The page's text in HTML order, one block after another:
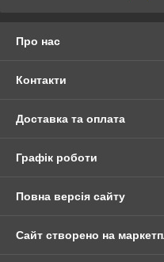
Про нас
Контакти
Доставка та оплата
Графік роботи
Повна версія сайту
Сайт створено на